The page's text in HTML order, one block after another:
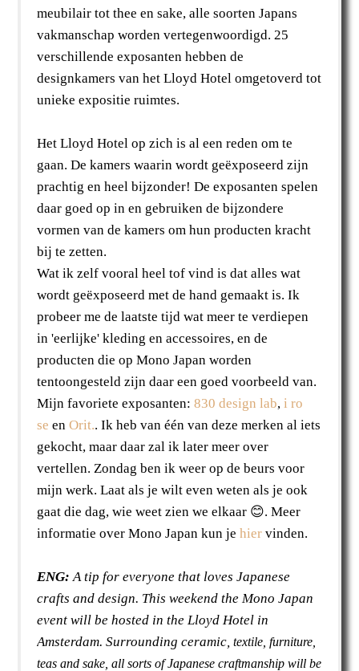
meubilair tot thee en sake, alle soorten Japans
vakmanschap worden vertegenwoordigd. 25
verschillende exposanten hebben de
designkamers van het Lloyd Hotel omgetoverd tot
unieke expositie ruimtes.
Het Lloyd Hotel op zich is al een reden om te
gaan. De kamers waarin wordt geëxposeerd zijn
prachtig en heel bijzonder! De exposanten spelen
daar goed op in en gebruiken de bijzondere
vormen van de kamers om hun producten kracht
bij te zetten.
Wat ik zelf vooral heel tof vind is dat alles wat
wordt geëxposeerd met de hand gemaakt is. Ik
probeer me de laatste tijd wat meer te verdiepen
in 'eerlijke' kleding en accessoires, en de
producten die op Mono Japan worden
tentoongesteld zijn daar een goed voorbeeld van.
Mijn favoriete exposanten:830 design lab,i ro
se enOrit.. Ik heb van één van deze merken al iets
gekocht, maar daar zal ik later meer over
vertellen. Zondag ben ik weer op de beurs voor
mijn werk. Laat als je wilt even weten als je ook
gaat die dag, wie weet zien we elkaar 😊. Meer
informatie over Mono Japan kun jehier vinden.
ENG: A tip for everyone that loves Japanese
crafts and design. This weekend the Mono Japan
event will be hosted in the Lloyd Hotel in
Amsterdam. Surrounding ceramic,textile, furniture,
teas and sake, all sorts of Japanese craftmanship will be